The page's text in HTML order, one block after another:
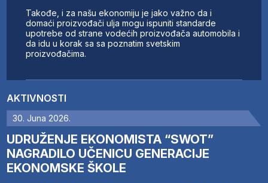
AKTIVNOSTI
30. Juna 2026.
UDRUŽENJE EKONOMISTA “SWOT”
NAGRADILO UČENICU GENERACIJE
EKONOMSKE ŠKOLE
Takođe, i za našu ekonomiju je jako važno da i
domaći proizvođači ulja mogu ispuniti standarde
upotrebe od strane vodećih proizvođača automobila i
da idu u korak sa sa poznatim svetskim
proizvođačima.